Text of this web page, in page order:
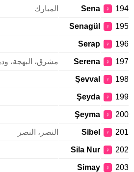
194
♀
Sena المبارك
195
♀
Senagül
196
♀
Serap
197
♀
Serena مشرق، البهجة،
198
♀
Şevval
199
♀
Şeyda
200
♀
Şeyma
201
♀
Sibel النصر، النصر
202
♀
Sila Nur
203
♀
Simay